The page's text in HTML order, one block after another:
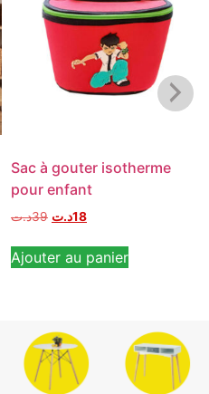
Sac à gouter isotherme
pour enfant
39د.ت 18د.ت
Ajouter au panier